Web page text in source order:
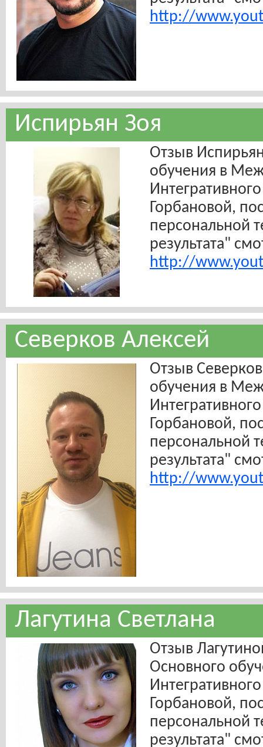
http://
Испирьян Зоя
Отзыв
обучения в
Горбановой,
персональной
результата"
http://
Северков Алексей
Отзыв
обучения в
Горбановой,
персональной
результата"
http://
Лагутина Светлана
Отзыв
Основного
Горбановой,
персональной
результата"